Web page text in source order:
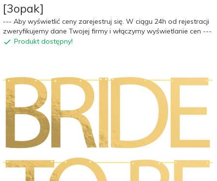
[3opak]
--- Aby wyświetlić ceny zarejestruj się. W ciągu 24h od rejestracji
zweryfikujemy dane Twojej firmy i włączymy wyświetlanie cen ---
Produkt dostępny!